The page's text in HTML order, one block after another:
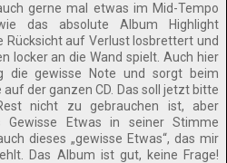
gerne mal etwas im Mid-Tempo
das absolute Album Highlight
Rücksicht auf Verlust losbrettert und
locker an die Wand spielt. Auch hier
die gewisse Note und sorgt beim
der ganzen CD. Das soll jetzt bitte
nicht zu gebrauchen ist, aber
Etwas in seiner Stimme
dieses „gewisse Etwas“, das mir
Das Album ist gut, keine Frage!